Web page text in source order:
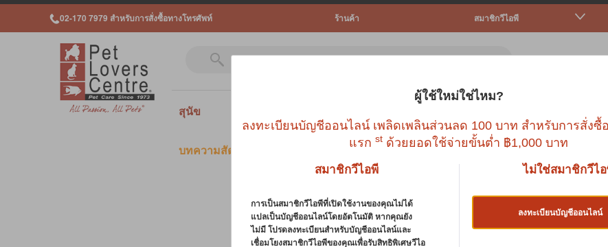
02-170 7979 สำหรับการสั่งซื้อทางโทรศัพท์ ร้านค้า สมาชิกวีไอพี
สุนัข
บทความสัตว์เลี้ยง
ผู้ใช้ใหม่ใช่ไหม?
ลงทะเบียนบัญชีออนไลน์ เพลิดเพลินส่วนลด 100 บาท สำหรับการสั่งซื้
แรก st ด้วยยอดใช้จ่ายขั้นต่ำ ฿1,000 บาท
สมาชิกวีไอพี ไม่ใช่สมาชิกวีไ
การเป็นสมาชิกวีไอพีที่เปิดใช้งานของคุณไม่ได้
แปลเป็นบัญชีออนไลน์โดยอัตโนมัติ หากคุณยัง
ไม่มี โปรดลงทะเบียนสำหรับบัญชีออนไลน์และ
เชื่อมโยงสมาชิกวีไอพีของคุณเพื่อรับสิทธิพิเศษวีไอ
ลงทะเบียนบัญชีออนไลน์